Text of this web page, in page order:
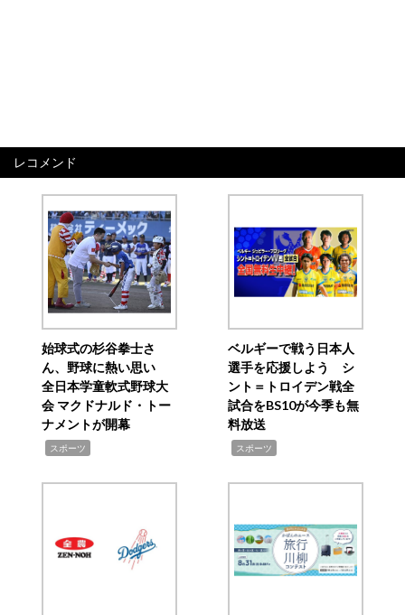
レコメンド
始球式の杉谷拳士さ
ん、野球に熱い思い
全日本学童軟式野球大
会 マクドナルド・トー
ナメントが開幕
スポーツ
ベルギーで戦う日本人
選手を応援しよう シ
ント＝トロイデン戦全
試合をBS10が今季も無
料放送
スポーツ